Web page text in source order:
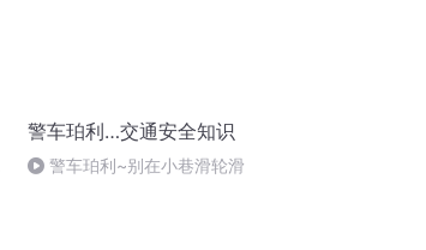
警车珀利…交通安全知识
警车珀利~别在小巷滑轮滑